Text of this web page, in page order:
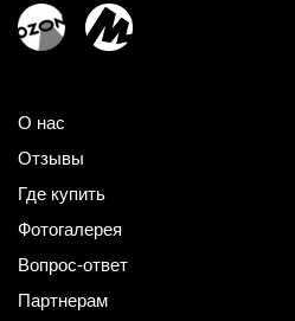
О нас
Отзывы
Где купить
Фотогалерея
Вопрос-ответ
Партнерам